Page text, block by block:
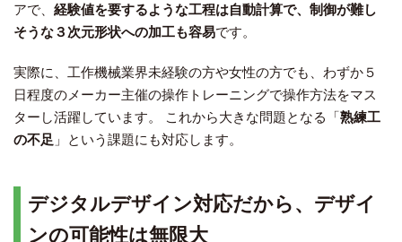
アで、 経験値を要するような工程は自動計算で、制御が難し
そうな３次元形状への加工も容易です。
実際に、工作機械業界未経験の方や女性の方でも、わずか５
日程度のメーカー主催の操作トレーニングで操作方法をマス
ターし活躍しています。 これから大きな問題となる「熟練工
の不足 」という課題にも対応します。
デジタルデザイン対応だから、デザイ
ンの可能性は無限大